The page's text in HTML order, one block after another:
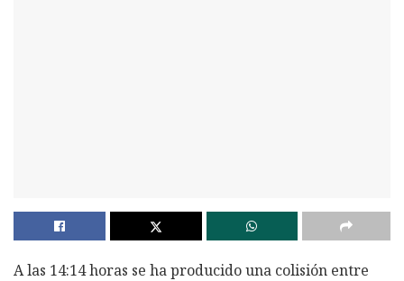
A las 14:14 horas se ha producido una colisión entre